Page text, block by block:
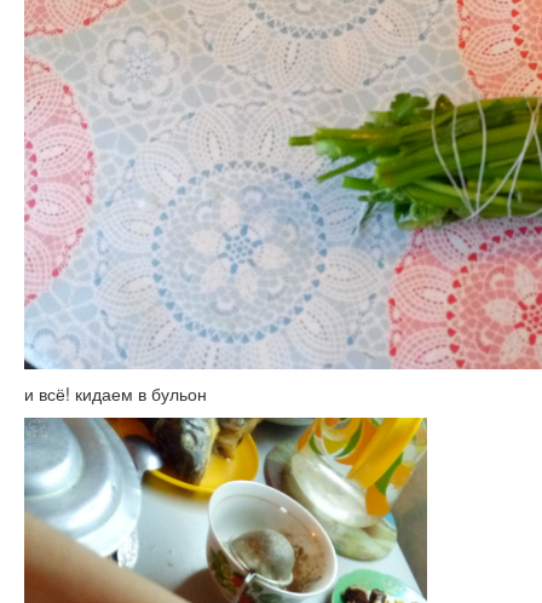
и всё! кидаем в бульон